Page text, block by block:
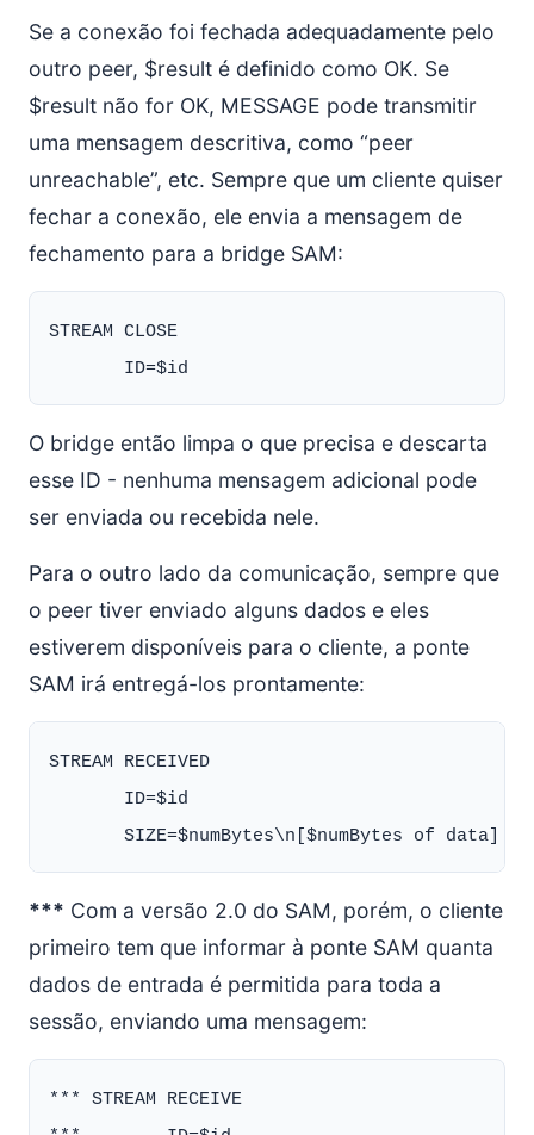
Se a conexão foi fechada adequadamente pelo
outro peer, $result é definido como OK. Se
$result não for OK, MESSAGE pode transmitir
uma mensagem descritiva, como “peer
unreachable”, etc. Sempre que um cliente quiser
fechar a conexão, ele envia a mensagem de
fechamento para a bridge SAM:
STREAM CLOSE
O bridge então limpa o que precisa e descarta
esse ID - nenhuma mensagem adicional pode
ser enviada ou recebida nele.
Para o outro lado da comunicação, sempre que
o peer tiver enviado alguns dados e eles
estiverem disponíveis para o cliente, a ponte
SAM irá entregá-los prontamente:
STREAM RECEIVED
       ID=$id
*** Com a versão 2.0 do SAM, porém, o cliente
primeiro tem que informar à ponte SAM quanta
dados de entrada é permitida para toda a
sessão, enviando uma mensagem:
*** STREAM RECEIVE